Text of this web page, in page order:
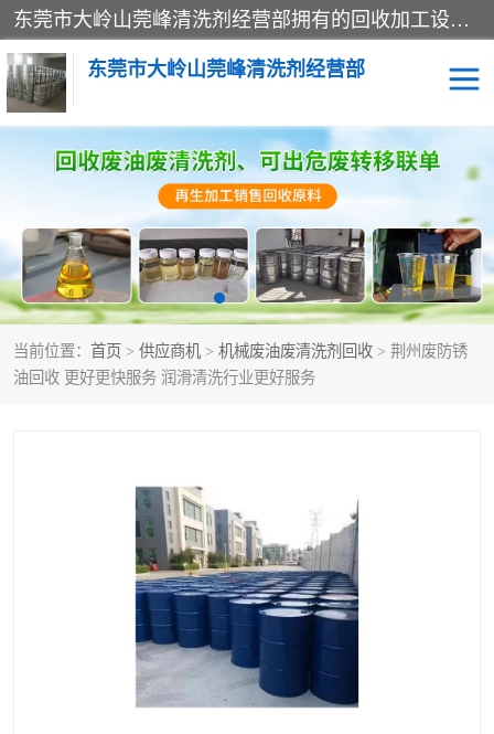
东莞市大岭山莞峰清洗剂经营部拥有的回收加工设备，大量废油回收、废清洗剂回收、废溶剂油回收、机械废油废清洗剂回收、废碳氢回收、碳氢液压油回收、碳氢二氯回收等废清洗剂处理；我们只是提供废旧化工原料的循环使用存放点，执行正规的存放，有正规的回收资质处理。同时我们公司批发零售回收级清洗剂，脱模油再生基础油，质量保证。
东莞市大岭山莞峰清洗剂经营部
当前位置： 首页 > 供应商机 > 机械废油废清洗剂回收 > 荆州废防锈
油回收 更好更快服务 润滑清洗行业更好服务
废清洗剂回收
废溶剂油回收 机械废油废清洗剂回收
废碳氢回收 碳氢液压油回收
碳氢二氯回收 回收废三四氯乙烯
回收废清洗剂 上门回收废清洗剂